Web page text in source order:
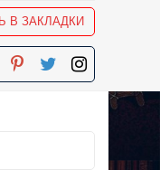
В ЗАКЛАДКИ